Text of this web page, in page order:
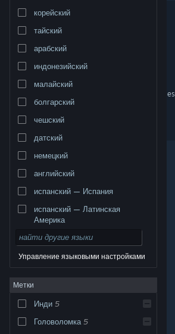
Полная версия
© Valve Corporation. Все права сохранены. Все
торговые марки являются собственностью
Правовая информация
Соглашение подписчика Steam
Файлы cookie
корейский
тайский
арабский
индонезийский
малайский
болгарский
чешский
датский
немецкий
английский
испанский — Испания
испанский — Латинская
Америка
Управление языковыми настройками
Метки
Инди 5
Головоломка 5
Planet RIX-13
Forests, Fields and Fortresses